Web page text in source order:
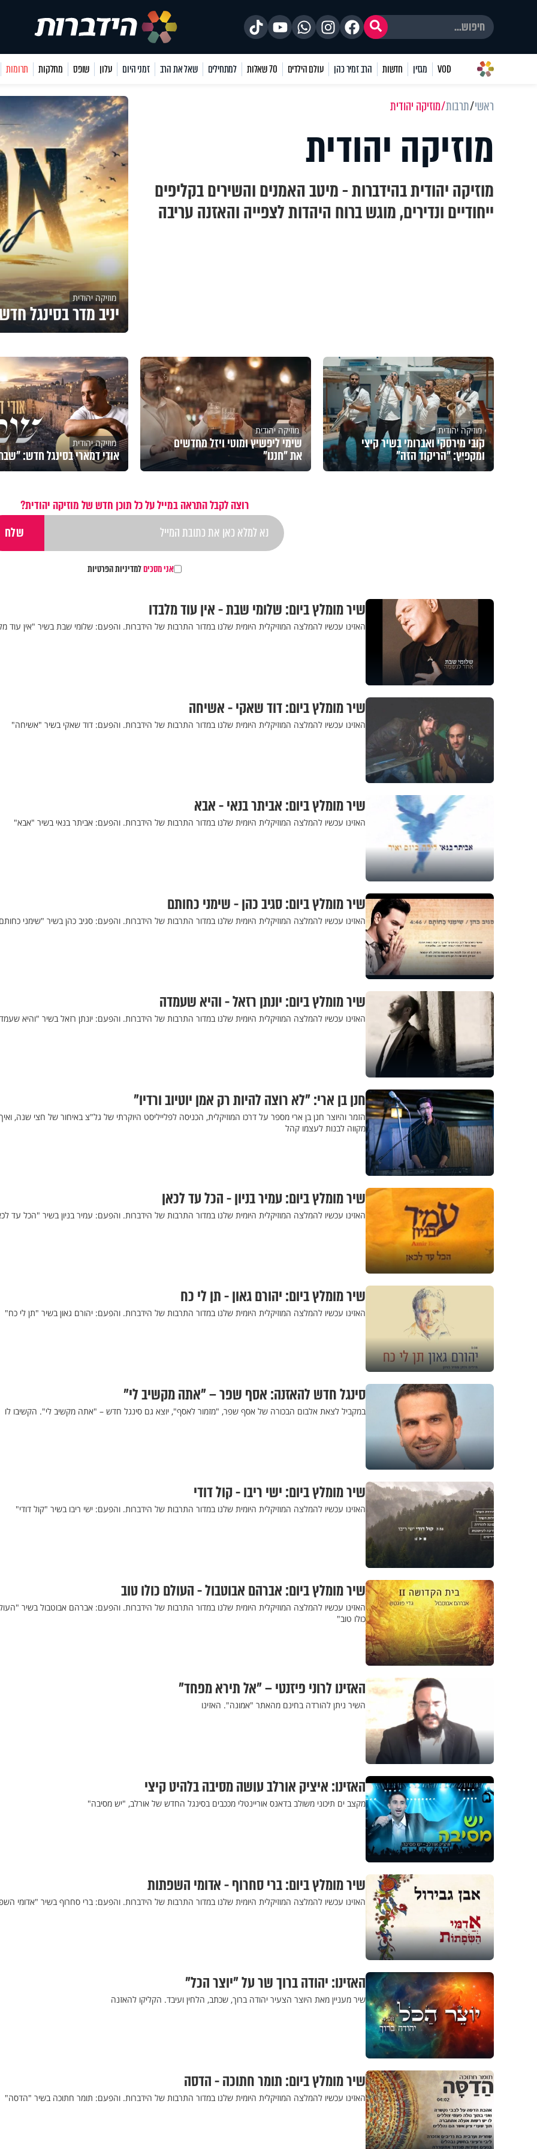
VOD מגזין חדשות הרב זמיר כהן עולם הילדים 70 שאלות למתחילים שאל את הרב זמני היום עלון שופס מחלקות תרומות
ראשי תרבות מוזיקה יהודית
מוזיקה יהודית
מוזיקה יהודית בהידברות - מיטב האמנים והשירים בקליפים
ייחודיים ונדירים, מוגש ברוח היהדות לצפייה והאזנה עריבה
מוזיקה יהודית
יניב מדר בסינגל
מוזיקה יהודית
קובי מירסקי ואברומי בשיר קיצי
ומקפיץ: "הריקוד הזה"
מוזיקה יהודית
שימי ליפשיץ ומוטי ויזל מחדשים
את "חננו"
מוזיקה יהודית
אודי דמארי בסינגל חדש:
רוצה לקבל התראה במייל על כל תוכן חדש של מוזיקה יהודית?
אני מסכיםלמדיניות הפרטיות
שיר מומלץ ביום: שלומי שבת - אין עוד מלבדו
האזינו עכשיו להמלצה המוזיקלית היומית שלנו במדור התרבות של הידברות. והפעם: שלומי שבת בשיר "אין עוד
שיר מומלץ ביום: דוד שאקי - אשיחה
האזינו עכשיו להמלצה המוזיקלית היומית שלנו במדור התרבות של הידברות. והפעם: דוד שאקי בשיר "אשיחה"
שיר מומלץ ביום: אביתר בנאי - אבא
האזינו עכשיו להמלצה המוזיקלית היומית שלנו במדור התרבות של הידברות. והפעם: אביתר בנאי בשיר "אבא"
שיר מומלץ ביום: סגיב כהן - שימני כחותם
האזינו עכשיו להמלצה המוזיקלית היומית שלנו במדור התרבות של הידברות. והפעם: סגיב כהן בשיר "שימני
שיר מומלץ ביום: יונתן רזאל - והיא שעמדה
האזינו עכשיו להמלצה המוזיקלית היומית שלנו במדור התרבות של הידברות. והפעם: יונתן רזאל בשיר "והיא
חנן בן ארי: "לא רוצה להיות רק אמן יוטיוב ורדיו"
הזמר והיוצר חנן בן ארי מספר על דרכו המוזיקלית, הכניסה לפלייליסט היוקרתי של גל"צ באיחור של חצי שנה,
מקווה לבנות לעצמו קהל
שיר מומלץ ביום: עמיר בניון - הכל עד לכאן
האזינו עכשיו להמלצה המוזיקלית היומית שלנו במדור התרבות של הידברות. והפעם: עמיר בניון בשיר "הכל עד
שיר מומלץ ביום: יהורם גאון - תן לי כח
האזינו עכשיו להמלצה המוזיקלית היומית שלנו במדור התרבות של הידברות. והפעם: יהורם גאון בשיר "תן לי כח"
סינגל חדש להאזנה: אסף שפר – "אתה מקשיב לי"
במקביל לצאת אלבום הבכורה של אסף שפר, "מזמור לאסף", יוצא גם סינגל חדש – "אתה מקשיב לי". הקשיבו לו
שיר מומלץ ביום: ישי ריבו - קול דודי
האזינו עכשיו להמלצה המוזיקלית היומית שלנו במדור התרבות של הידברות. והפעם: ישי ריבו בשיר "קול דודי"
שיר מומלץ ביום: אברהם אבוטבול - העולם כולו טוב
האזינו עכשיו להמלצה המוזיקלית היומית שלנו במדור התרבות של הידברות. והפעם: אברהם אבוטבול בשיר
כולו טוב"
האזינו לרוני פיזנטי – "אל תירא מפחד"
השיר ניתן להורדה בחינם מהאתר "אמונה". האזינו
האזינו: איציק אורלב עושה מסיבה בלהיט קיצי
מקצב ים תיכוני משולב בדאנס אוריינטלי מככבים בסינגל החדש של אורלב, "יש מסיבה"
שיר מומלץ ביום: ברי סחרוף - אדומי השפתות
האזינו עכשיו להמלצה המוזיקלית היומית שלנו במדור התרבות של הידברות. והפעם: ברי סחרוף בשיר "אדומי
האזינו: יהודה ברוך שר על "יוצר הכל"
שיר מעניין מאת היוצר הצעיר יהודה ברוך, שכתב, הלחין ועיבד. הקליקו להאזנה
שיר מומלץ ביום: תומר חתוכה - הדסה
האזינו עכשיו להמלצה המוזיקלית היומית שלנו במדור התרבות של הידברות. והפעם: תומר חתוכה בשיר "הדסה"